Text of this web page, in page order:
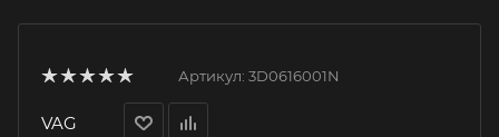
Артикул: 3D0616001N
VAG